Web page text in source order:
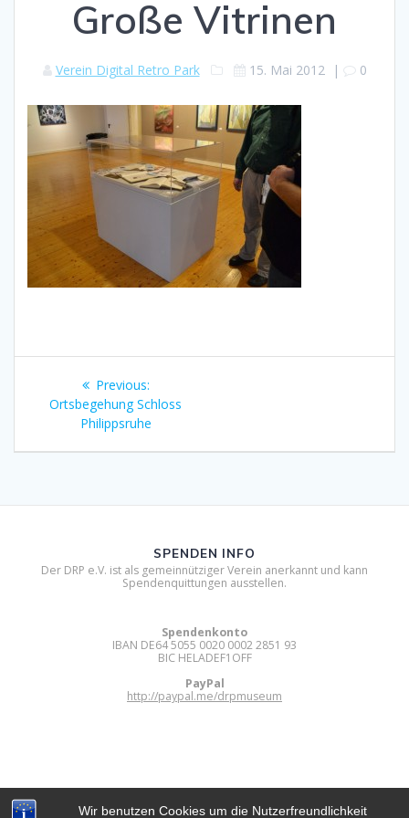
Wir benutzen Cookies um die Nutzerfreundlichkeit
Große Vitrinen
Verein Digital Retro Park 15. Mai 2012 | 0
Beitragsnavigation
Previous:Previous
post:
Ortsbegehung Schloss
Philippsruhe
SPENDEN INFO
Der DRP e.V. ist als gemeinnütziger Verein anerkannt und kann
Spendenquittungen ausstellen.
Spendenkonto
IBAN DE64 5055 0020 0002 2851 93
BIC HELADEF1OFF
PayPal
http://paypal.me/drpmuseum